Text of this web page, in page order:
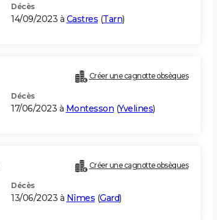
Décès
14/09/2023 à Castres (Tarn)
Créer une cagnotte obsèques
Décès
17/06/2023 à Montesson (Yvelines)
Créer une cagnotte obsèques
Décès
13/06/2023 à Nîmes (Gard)